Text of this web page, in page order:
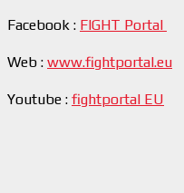
Facebook : FIGHT Portal
Web : www.fightportal.eu
Youtube : fightportal EU